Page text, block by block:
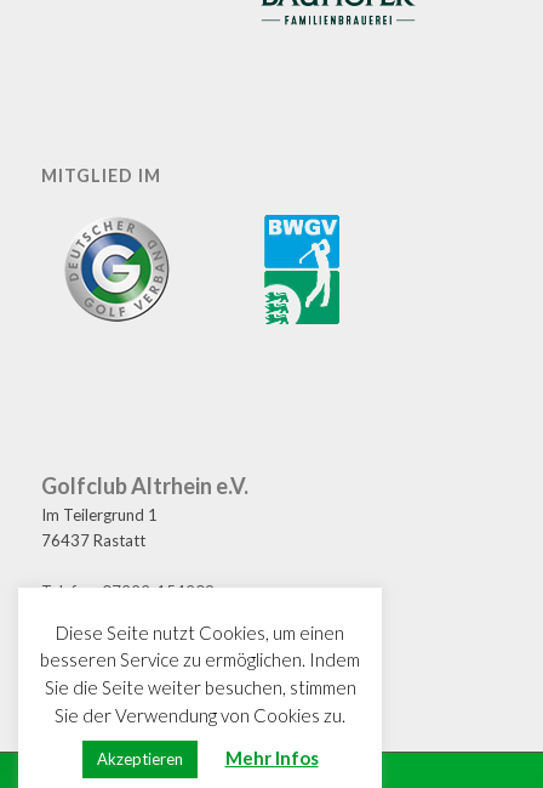
MITGLIED IM
Golfclub Altrhein e.V.
Im Teilergrund 1
76437 Rastatt
Telefon: 07222-154209
E-Mail: golf@gcaltrhein.de
© Copyright · GC Altrhein e.V.
Diese Seite nutzt Cookies, um einen
besseren Service zu ermöglichen. Indem
Sie die Seite weiter besuchen, stimmen
Sie der Verwendung von Cookies zu.
Akzeptieren Mehr Infos